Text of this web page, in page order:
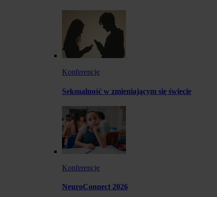
Konferencje
Seksualność w zmieniającym się świecie
Konferencje
NeuroConnect 2026